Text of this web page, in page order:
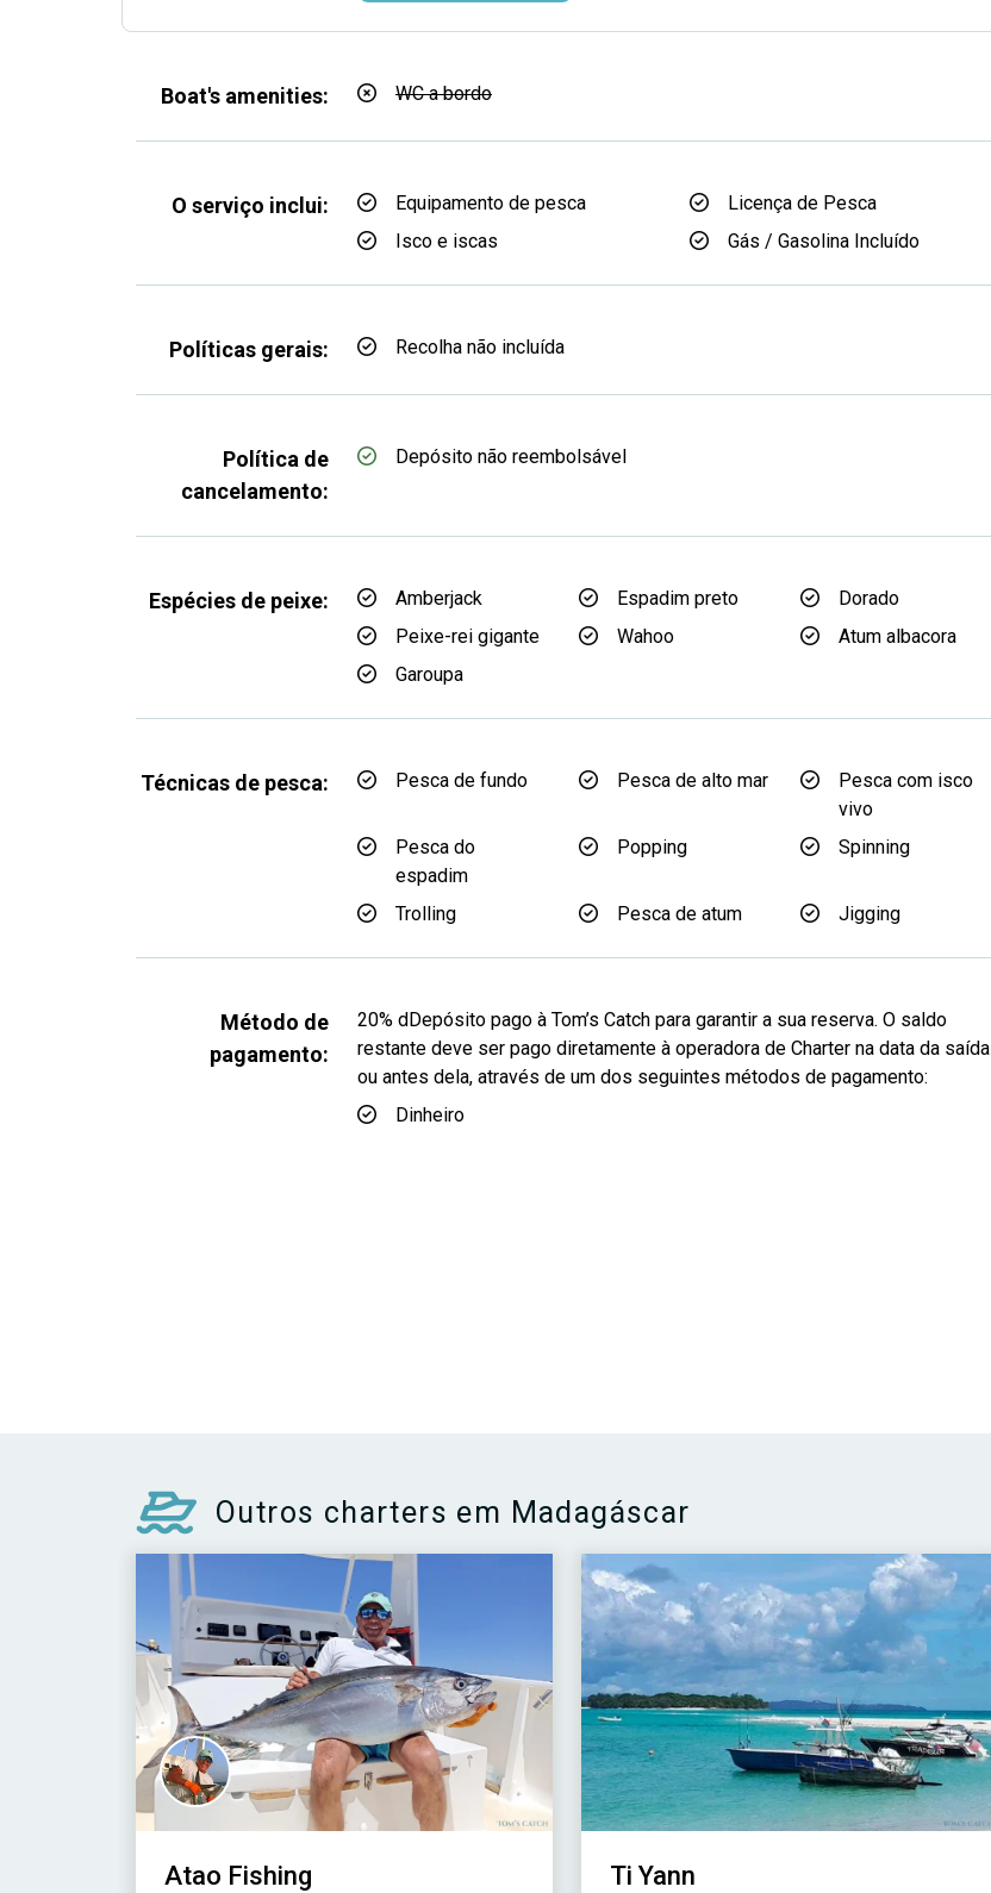
Boat's amenities: WC a bordo
O serviço inclui: Equipamento de pesca
Licença de Pesca
Isco e iscas
Gás / Gasolina Incluído
Políticas gerais: Recolha não incluída
Política de
cancelamento:
Depósito não reembolsável
Espécies de peixe: Amberjack Espadim preto
Dorado
Peixe-rei gigante
Wahoo
Atum albacora
Garoupa
Técnicas de pesca: Pesca de fundo Pesca de alto mar
Pesca com isco
vivo
Pesca do
espadim
Popping Spinning
Trolling Pesca de atum Jigging
Método de
pagamento:
20% dDepósito pago à Tom’s Catch para garantir a sua reserva. O saldo
restante deve ser pago diretamente à operadora de Charter na data da saída
ou antes dela, através de um dos seguintes métodos de pagamento:
Dinheiro
Outros charters em Madagáscar
Atao Fishing Ti Yann